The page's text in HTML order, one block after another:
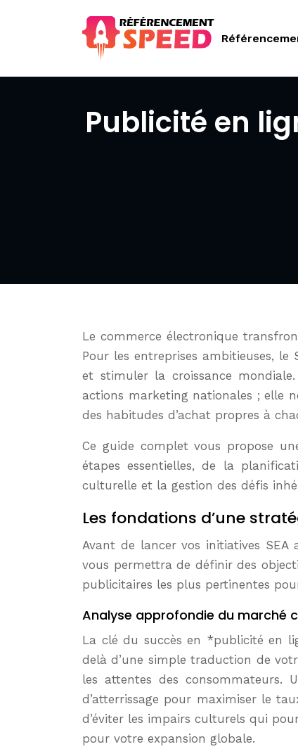
Publicité en
Le commerce électronique transfrontalier est en forte progression, et selon Statista, devrait atteindre 7,4 billions de dollars en 2025.
Pour les entreprises ambitieuses,
et stimuler la croissance
actions marketing nationales ; elle
des habitudes d’achat propres à
Ce guide complet vous propose
étapes essentielles, de la
culturelle et la gestion des défis
Les fondations d’une
Avant de lancer vos initiatives
vous permettra de définir des
publicitaires les plus pertinentes
Analyse approfondie du marché
La clé du succès en *publicité en
delà d’une simple traduction de
les attentes des consommateurs.
d’atterrissage pour maximiser le
d’éviter les impairs culturels qui
pour votre expansion globale.